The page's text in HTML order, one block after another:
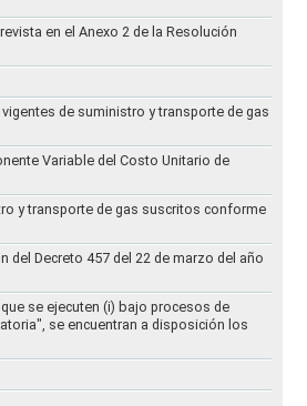
en el Anexo 2 de la Resolución
de suministro y transporte de gas
Variable del Costo Unitario de
y transporte de gas suscritos conforme
del Decreto 457 del 22 de marzo del año
se ejecuten (i) bajo procesos de
se encuentran a disposición los